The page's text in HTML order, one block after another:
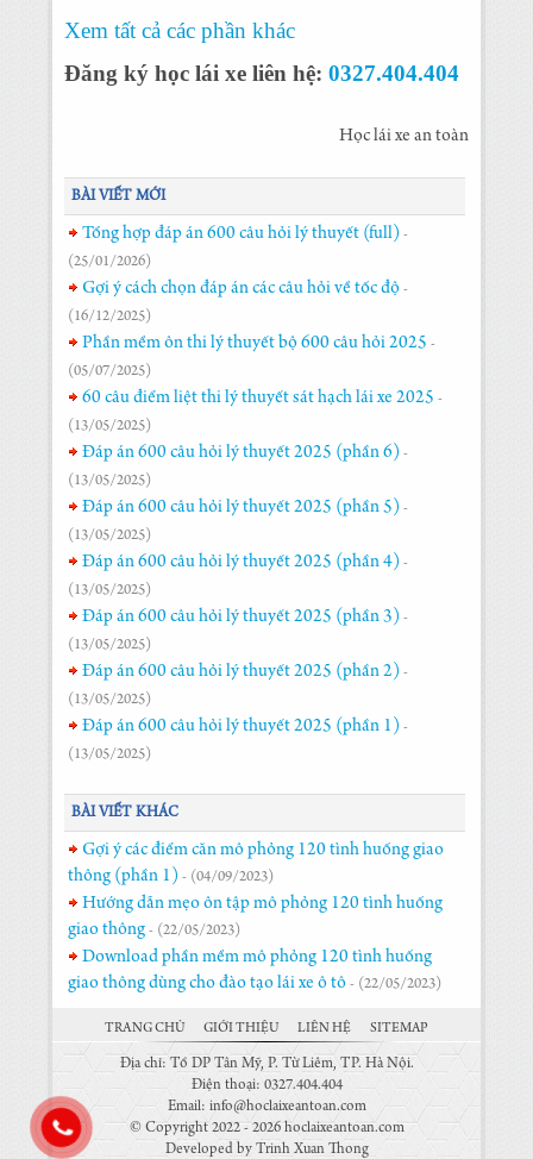
Xem tất cả các phần khác
Đăng ký học lái xe liên hệ: 0327.404.404
Học lái xe an toàn
BÀI VIẾT MỚI
Tổng hợp đáp án 600 câu hỏi lý thuyết (full) -
(25/01/2026)
Gợi ý cách chọn đáp án các câu hỏi về tốc độ -
(16/12/2025)
Phần mềm ôn thi lý thuyết bộ 600 câu hỏi 2025 -
(05/07/2025)
60 câu điểm liệt thi lý thuyết sát hạch lái xe 2025 -
(13/05/2025)
Đáp án 600 câu hỏi lý thuyết 2025 (phần 6) -
(13/05/2025)
Đáp án 600 câu hỏi lý thuyết 2025 (phần 5) -
(13/05/2025)
Đáp án 600 câu hỏi lý thuyết 2025 (phần 4) -
(13/05/2025)
Đáp án 600 câu hỏi lý thuyết 2025 (phần 3) -
(13/05/2025)
Đáp án 600 câu hỏi lý thuyết 2025 (phần 2) -
(13/05/2025)
Đáp án 600 câu hỏi lý thuyết 2025 (phần 1) -
(13/05/2025)
BÀI VIẾT KHÁC
Gợi ý các điểm căn mô phỏng 120 tình huống giao
thông (phần 1) - (04/09/2023)
Hướng dẫn mẹo ôn tập mô phỏng 120 tình huống
giao thông - (22/05/2023)
Download phần mềm mô phỏng 120 tình huống
giao thông dùng cho đào tạo lái xe ô tô - (22/05/2023)
TRANG CHỦ GIỚI THIỆU LIÊN HỆ SITEMAP
Địa chỉ: Tổ DP Tân Mỹ, P. Từ Liêm, TP. Hà Nội.
Điện thoại: 0327.404.404
Email: info@hoclaixeantoan.com
© Copyright 2022 - 2026 hoclaixeantoan.com
Developed by Trinh Xuan Thong